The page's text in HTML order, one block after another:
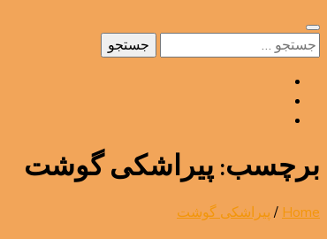
جستجو
برای:
برچسب: پیراشکی گوشت
Home
/ پیراشکی گوشت